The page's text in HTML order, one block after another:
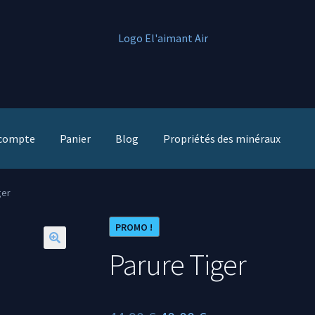
Panier Blog Propriétés des minéraux
PROMO !
Parure Tiger